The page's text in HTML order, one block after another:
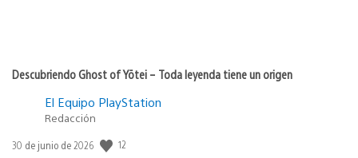
Descubriendo Ghost of Yōtei – Toda leyenda tiene un origen
El Equipo PlayStation
Redacción
Fecha
30 de junio de 2026 12